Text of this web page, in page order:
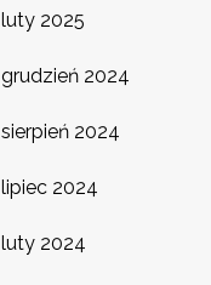
luty 2025
grudzień 2024
sierpień 2024
lipiec 2024
luty 2024